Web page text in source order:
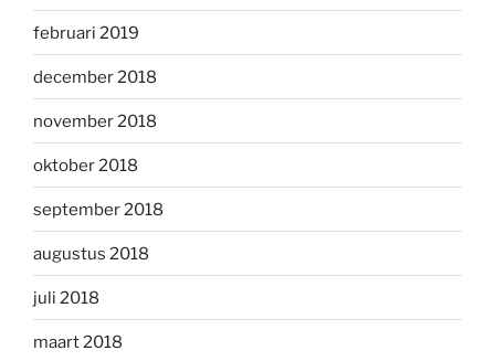
februari 2019
december 2018
november 2018
oktober 2018
september 2018
augustus 2018
juli 2018
maart 2018